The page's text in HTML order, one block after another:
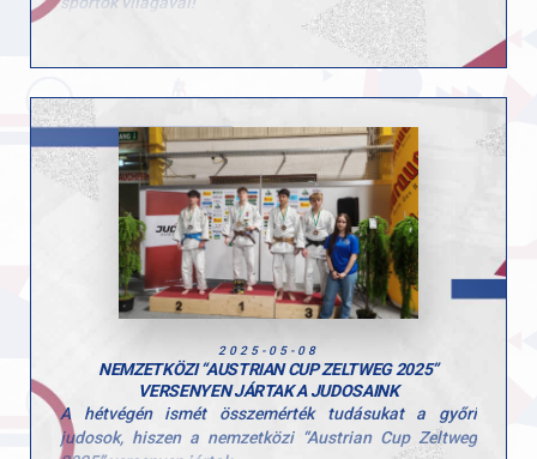
Ezúttal is sok-sok kisgyerek töltötte velünk a hetet, és
öröm volt látni, mennyi kíváncsisággal és energiával
hogy a gyerekek minél több mozgásformát
kipróbálhassanak, és ebben a turnusban is 10
különböző sportággal találkozhattak!
Köszönjük minden edzőnek, segítőnek és szülőnek,
hogy hozzájárultak a hét sikeréhez és természetesen a
gyerekeknek is, hogy ilyen lelkes résztvevői voltak a
tábornak!
2025-05-08
NEMZETKÖZI “AUSTRIAN CUP ZELTWEG 2025”
VERSENYEN JÁRTAK A JUDOSAINK
A hétvégén ismét összemérték tudásukat a győri
judosok, hiszen a nemzetközi “Austrian Cup Zeltweg